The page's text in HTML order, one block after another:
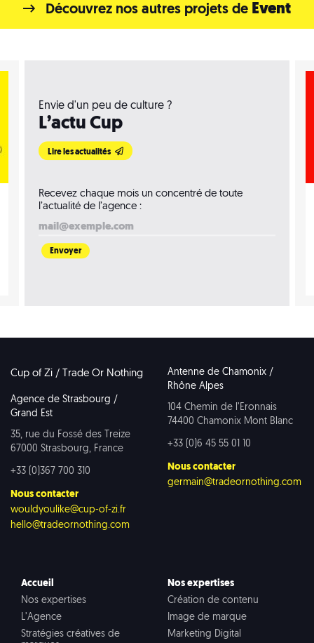
Découvrez nos autres projets de Event
Envie d'un peu de culture ?
L’actu Cup
Lire les actualités
Recevez chaque mois un concentré de toute
l’actualité de l’agence :
Cup of Zi / Trade Or Nothing
Agence de Strasbourg /
Grand Est
35, rue du Fossé des Treize
67000 Strasbourg, France
+33 (0)367 700 310
Nous contacter
wouldyoulike@cup-of-zi.fr
hello@tradeornothing.com
Antenne de Chamonix /
Rhône Alpes
104 Chemin de l’Eronnais
74400 Chamonix Mont Blanc
+33 (0)6 45 55 01 10
Nous contacter
germain@tradeornothing.com
Accueil
Nos expertises
L’Agence
Stratégies créatives de
Nos expertises
Création de contenu
Image de marque
Marketing Digital